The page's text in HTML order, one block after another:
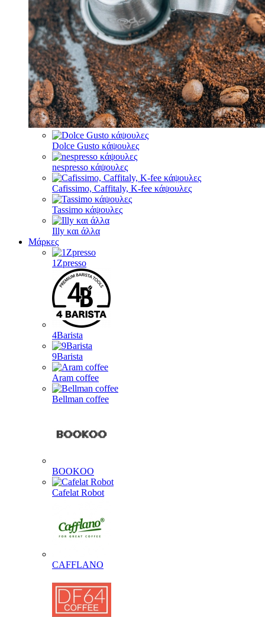
Dolce Gusto κάψουλες
nespresso κάψουλες
Cafissimo, Caffitaly, K-fee κάψουλες
Tassimo κάψουλες
Illy και άλλα
Μάρκες
1Zpresso
4Barista
9Barista
Aram coffee
Bellman coffee
BOOKOO
Cafelat Robot
CAFFLANO